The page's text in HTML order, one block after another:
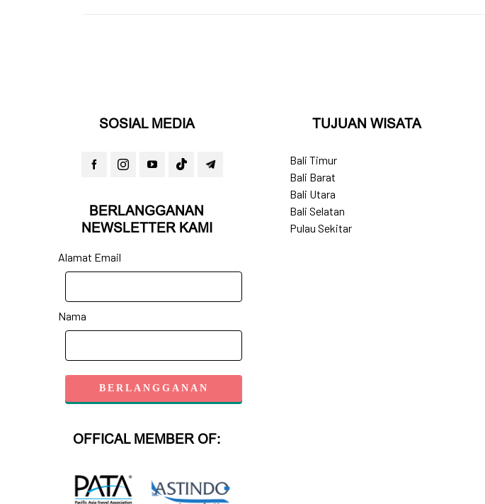
SOSIAL MEDIA
BERLANGGANAN
NEWSLETTER KAMI
Alamat Email
Nama
OFFICAL MEMBER OF:
TUJUAN WISATA
Bali Timur
Bali Barat
Bali Utara
Bali Selatan
Pulau Sekitar